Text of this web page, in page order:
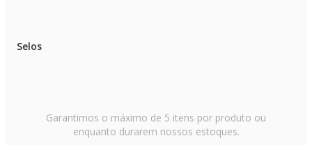
Selos
Garantimos o máximo de 5 itens por produto ou
enquanto durarem nossos estoques.